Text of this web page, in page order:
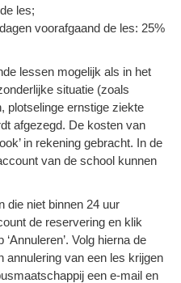
les;
voorafgaand de les: 25%
lessen mogelijk als in het
situatie (zoals
plotselinge ernstige ziekte
afgezegd. De kosten van
in rekening gebracht. In de
van de school kunnen
die niet binnen 24 uur
de reservering en klik
Volg hierna de
annulering van een les krijgen
een e-mail en